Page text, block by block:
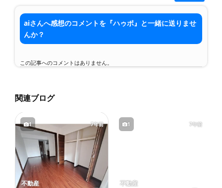
aiさんへ感想のコメントを『ハゥポ』と一緒に送りませ
んか？
この記事へのコメントはありません。
関連ブログ
1 7年前
不動産
1 7年前
不動産